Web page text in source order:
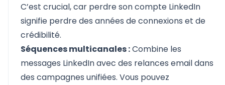
C’est crucial, car perdre son compte LinkedIn
signifie perdre des années de connexions et de
crédibilité.
Séquences multicanales :Combine les
messages LinkedInavec des relances email dans
des campagnes unifiées. Vous pouvez